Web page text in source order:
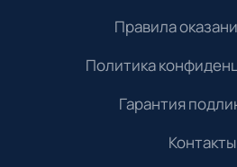
Правила
Политика
Гарантия
Контакты